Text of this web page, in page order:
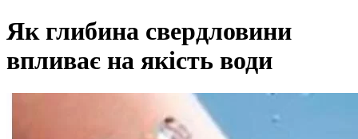
Як глибина свердловини
впливає на якість води